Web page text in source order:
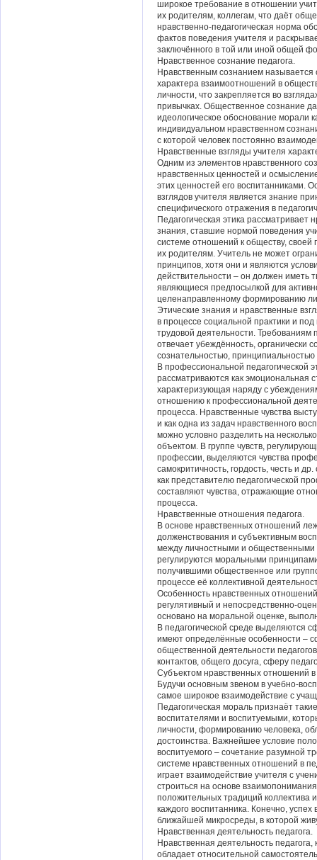
широкое требование в отношении
их родителям, коллегам, что даёт
нравственно-педагогическая норма
фактов поведения учителя и
заключённого в той или иной общей
Нравственное сознание педагога.
Нравственным сознанием называется
характера взаимоотношений в
личности, что закрепляется во
привычках. Общественное сознание
идеологическое обоснование морали
индивидуальном нравственном
с которой человек постоянно
Нравственные взгляды учителя
Одним из элементов нравственного
нравственных ценностей и
этих ценностей его воспитанниками.
взглядов учителя является знание
специфического отражения в
Педагогическая этика
знания, ставшие нормой поведения
системе отношений к обществу, своей
их родителям. Учитель не может
принципов, хотя они и являются
действительности – он должен иметь
являющиеся предпосылкой для
целенаправленному формированию
Этические знания и нравственные
в процессе социальной практики и
трудовой деятельности. Требованиям
отвечает убеждённость, органически
сознательностью,
В профессиональной педагогической
рассматриваются как эмоциональная
характеризующая наряду с
отношению к профессиональной
процесса. Нравственные чувства
и как одна из задач нравственного
можно условно разделить на
объектом. В группе чувств,
профессии, выделяются чувства
самокритичность, гордость, честь и
как представителю педагогической
составляют чувства, отражающие
процесса.
Нравственные отношения педагога.
В основе нравственных отношений
долженствования и субъективным
между личностными и
регулируются моральными
получившими общественное или
процессе её коллективной
Особенность нравственных
регулятивный и непосредственно-
основано на моральной оценке,
В педагогической среде выделяются
имеют определённые особенности –
общественной деятельности
контактов, общего досуга, сферу
Субъектом нравственных отношений в
Будучи основным звеном в учебно-
самое широкое взаимодействие с
Педагогическая мораль признаёт
воспитателями и воспитуемыми,
личности, формированию человека,
достоинства. Важнейшее условие
воспитуемого – сочетание разумной
системе нравственных отношений в
играет взаимодействие учителя с
строиться на основе
положительных традиций коллектива
каждого воспитанника. Конечно,
ближайшей микросреды, в которой
Нравственная деятельность педагога.
Нравственная деятельность
обладает относительной